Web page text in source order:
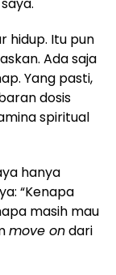
hidup. Itu pun
Ada saja
Yang pasti,
dosis
spiritual
hanya
“Kenapa
masih mau
move ondari